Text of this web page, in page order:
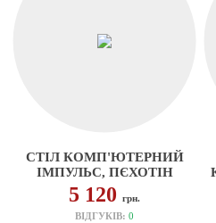
СТІЛ КОМП'ЮТЕРНИЙ
ІМПУЛЬС, ПЄХОТІН
5 120грн.
ВІДГУКІВ:0